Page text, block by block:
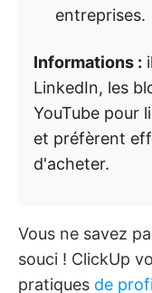
entreprises.
Informations :
LinkedIn, les
YouTube pour
et préfèrent
d'acheter.
Vous ne savez
souci ! ClickUp
pratiques de